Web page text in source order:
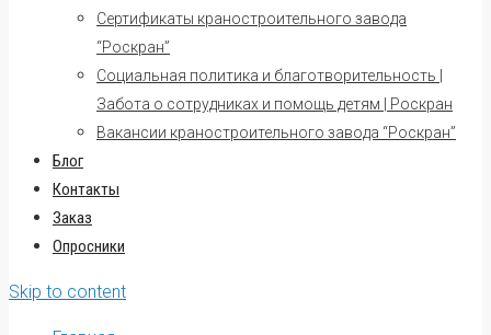
Сертификаты краностроительного завода
“Роскран”
Социальная политика и благотворительность |
Забота о сотрудниках и помощь детям | Роскран
Вакансии краностроительного завода “Роскран”
Блог
Контакты
Заказ
Опросники
Skip to content